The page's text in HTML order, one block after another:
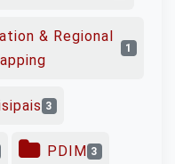
& Regional
1
3
PDIM 3